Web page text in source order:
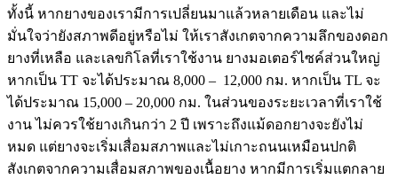
ทั้งนี้ หากยางของเรามีการเปลี่ยนมาแล้วหลายเดือน และไม่
มั่นใจว่ายังสภาพดีอยู่หรือไม่ ให้เราสังเกตจากความลึกของดอก
ยางที่เหลือ และเลขกิโลที่เราใช้งาน ยางมอเตอร์ไซค์ส่วนใหญ่
หากเป็น TT จะได้ประมาณ 8,000 – 12,000 กม. หากเป็น TL จะ
ได้ประมาณ 15,000 – 20,000 กม. ในส่วนของระยะเวลาที่เราใช้
งาน ไม่ควรใช้ยางเกินกว่า 2 ปี เพราะถึงแม้ดอกยางจะยังไม่
หมด แต่ยางจะเริ่มเสื่อมสภาพและไม่เกาะถนนเหมือนปกติ
สังเกตจากความเสื่อมสภาพของเนื้อยาง หากมีการเริ่มแตกลาย